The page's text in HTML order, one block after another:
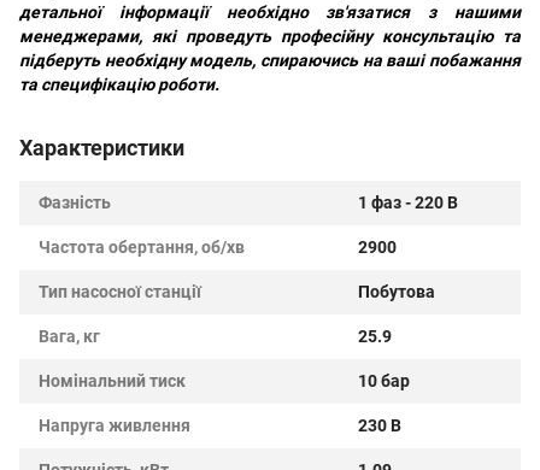
детальної інформації необхідно зв'язатися з нашими
менеджерами, які проведуть професійну консультацію та
підберуть необхідну модель, спираючись на ваші побажання
та специфікацію роботи.
Характеристики
Фазність 1 фаз - 220 В
Частота обертання, об/хв 2900
Тип насосної станції Побутова
Вага, кг 25.9
Номінальний тиск 10 бар
Напруга живлення 230 В